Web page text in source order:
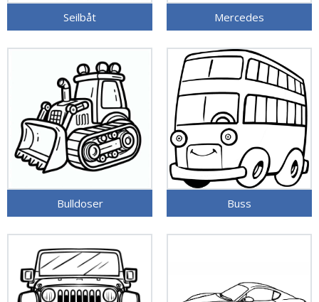
Seilbåt Mercedes
Bulldoser Buss